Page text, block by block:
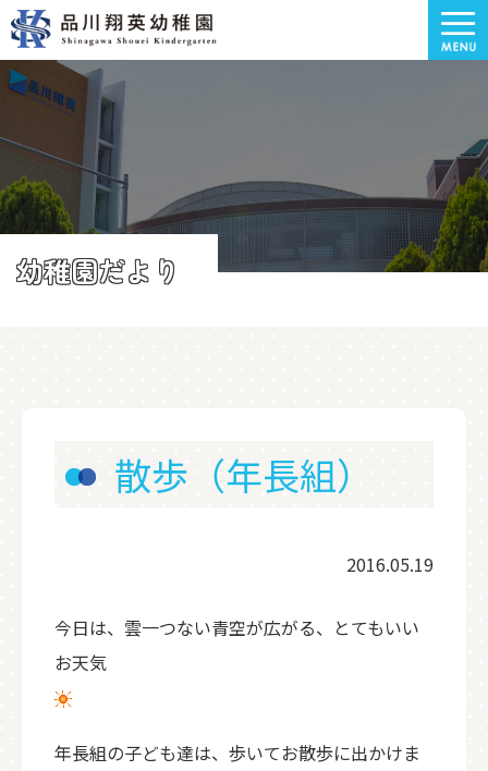
幼稚園だより
散歩（年長組）
2016.05.19
今日は、雲一つない青空が広がる、とてもいい
お天気
年長組の子ども達は、歩いてお散歩に出かけま